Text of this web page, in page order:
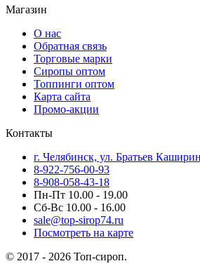
Магазин
О нас
Обратная связь
Торговые марки
Сиропы оптом
Топпинги оптом
Карта сайта
Промо-акции
Контакты
г. Челябинск, ул. Братьев
8-922-756-00-93
8-908-058-43-18
Пн-Пт 10.00 - 19.00
Сб-Вс 10.00 - 16.00
sale@top-sirop74.ru
Посмотреть на карте
© 2017 - 2026 Топ-сироп.